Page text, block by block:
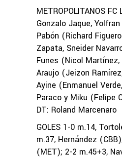
METROPOLITANOS
Gonzalo Jaque,
Pabón (Richard
Zapata, Sneider
Funes (Nicol
Araujo (Jeizon
Ayine (Enmanuel
Paraco y Miku (Felipe
DT: Roland Marcenaro
GOLES 1-0 m.14,
m.37, Hernández
(MET); 2-2 m.45+3,